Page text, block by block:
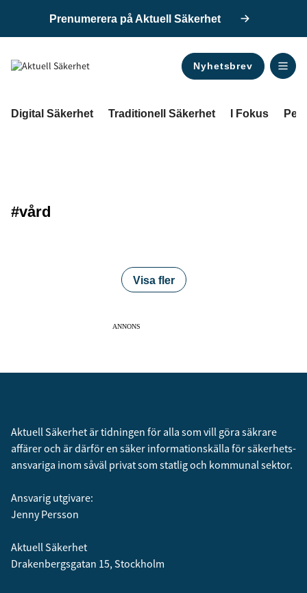
Prenumerera på Aktuell Säkerhet
Nyhetsbrev
Digital Säkerhet Traditionell Säkerhet I Fokus
#vård
Visa fler
ANNONS
Aktuell Säkerhet är tidningen för alla som vill göra säkrare
affärer och är därför en säker informationskälla för säkerhets­
ansvariga inom såväl privat som statlig och kommunal sektor.
Ansvarig utgivare:
Jenny Persson
Aktuell Säkerhet
Drakenbergsgatan 15, Stockholm